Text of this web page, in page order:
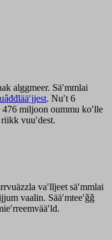
alggmeer. Säʹmmlai
. Nuʹt 6
476 miljoon oummu koʹlle
vuuʹdest.
vaʹlljeet säʹmmlai
vaalin. Sääʹmteeʹǧǧ